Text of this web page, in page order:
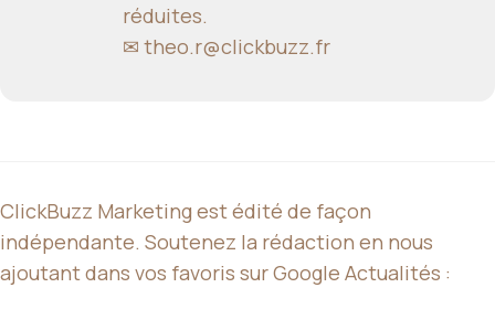
réduites.
✉ theo.r@clickbuzz.fr
ClickBuzz Marketing est édité de façon
indépendante. Soutenez la rédaction en nous
ajoutant dans vos favoris sur Google Actualités :